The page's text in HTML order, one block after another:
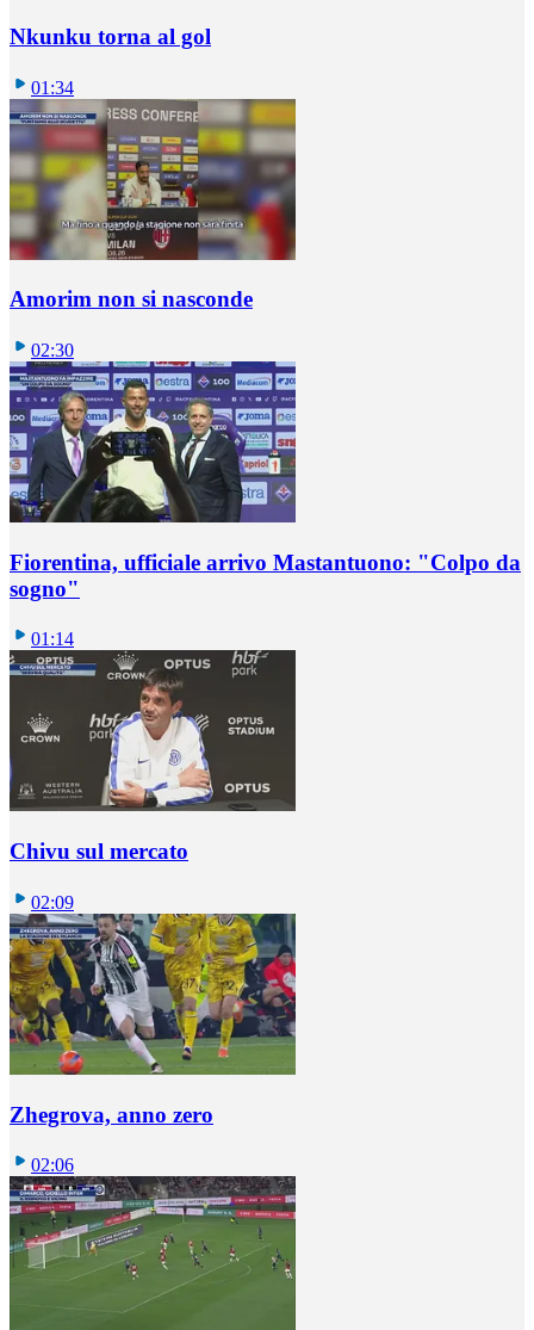
Nkunku torna al gol
01:34
Amorim non si nasconde
02:30
Fiorentina, ufficiale arrivo Mastantuono: "Colpo da
sogno"
01:14
Chivu sul mercato
02:09
Zhegrova, anno zero
02:06